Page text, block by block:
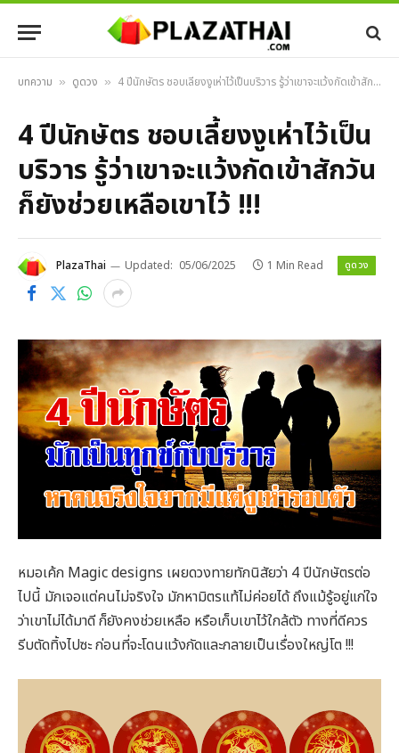
บทความ » ดูดวง » 4 ปีนักษัตร ชอบเลี้ยงงูเห่าไว้เป็นบริวาร รู้ว่าเขาจะแว้งกัดเข้าสักวันก็ยังช่วยเหลือเขาไว้ !!!
4 ปีนักษัตร ชอบเลี้ยงงูเห่าไว้เป็น
บริวาร รู้ว่าเขาจะแว้งกัดเข้าสักวัน
ก็ยังช่วยเหลือเขาไว้ !!!
PlazaThai Updated: 05/06/2025 1 Min Read ดูดวง
หมอเค้ก Magic designs เผยดวงทายทักนิสัยว่า 4 ปีนักษัตรต่อ
ไปนี้ มักเจอแต่คนไม่จริงใจ มักหามิตรแท้ไม่ค่อยได้ ถึงแม้รู้อยู่แก่ใจ
ว่าเขาไม่ได้มาดี ก็ยังคงช่วยเหลือ หรือเก็บเขาไว้ใกล้ตัว ทางที่ดีควร
รีบตัดทิ้งไปซะ ก่อนที่จะโดนแว้งกัดและกลายเป็นเรื่องใหญ่โต !!!